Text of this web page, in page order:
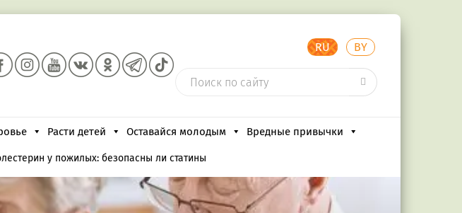
RU BY
Расти детей Оставайся молодым Вредные привычки
у пожилых: безопасны ли статины